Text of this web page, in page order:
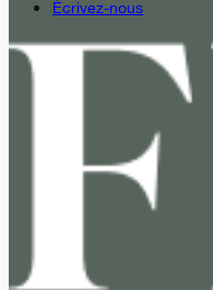
Écrivez-nous